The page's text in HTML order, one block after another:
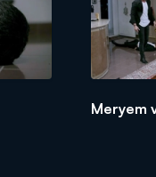
Meryem